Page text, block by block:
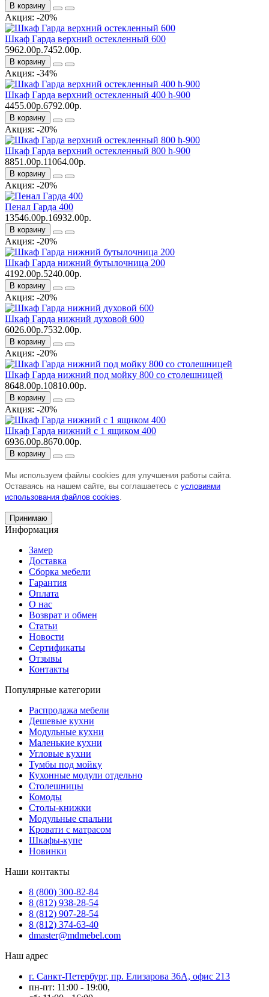
В корзину
Акция: -20%
Шкаф Гарда верхний остекленный 600
5962.00р.7452.00р.
В корзину
Акция: -34%
Шкаф Гарда верхний остекленный 400 h-900
4455.00р.6792.00р.
В корзину
Акция: -20%
Шкаф Гарда верхний остекленный 800 h-900
8851.00р.11064.00р.
В корзину
Акция: -20%
Пенал Гарда 400
13546.00р.16932.00р.
В корзину
Акция: -20%
Шкаф Гарда нижний бутылочница 200
4192.00р.5240.00р.
В корзину
Акция: -20%
Шкаф Гарда нижний духовой 600
6026.00р.7532.00р.
В корзину
Акция: -20%
Шкаф Гарда нижний под мойку 800 со столешницей
8648.00р.10810.00р.
В корзину
Акция: -20%
Шкаф Гарда нижний с 1 ящиком 400
6936.00р.8670.00р.
В корзину
Мы используем файлы cookies для улучшения работы сайта.
Оставаясь на нашем сайте, вы соглашаетесь с условиями
использования файлов cookies
Принимаю
Информация
Замер
Доставка
Сборка мебели
Гарантия
Оплата
О нас
Возврат и обмен
Статьи
Новости
Сертификаты
Отзывы
Контакты
Популярные категории
Распродажа мебели
Дешевые кухни
Модульные кухни
Маленькие кухни
Угловые кухни
Тумбы под мойку
Кухонные модули отдельно
Столешницы
Комоды
Столы-книжки
Модульные спальни
Кровати с матрасом
Шкафы-купе
Новинки
Наши контакты
8 (800) 300-82-84
8 (812) 938-28-54
8 (812) 907-28-54
8 (812) 374-63-40
dmaster@mdmebel.com
Наш адрес
г. Санкт-Петербург, пр. Елизарова 36А, офис 213
пн-пт: 11:00 - 19:00,